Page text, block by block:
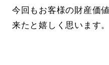
今回もお客様の財産価
来たと嬉しく思います。